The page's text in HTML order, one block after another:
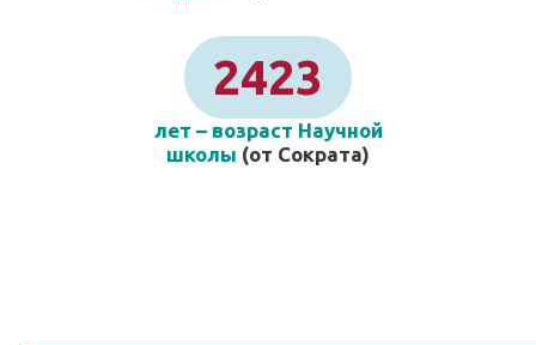
2423
лет – возраст Научной
школы (от Сократа)